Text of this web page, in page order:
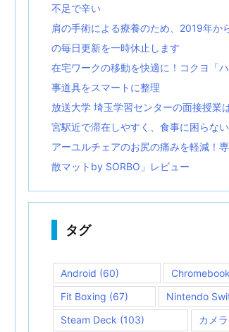
不足で辛い
肩の手術による療養のため、2019年か
の毎日更新を一時休止します
在宅ワークの移動を快適に！コクヨ「
事道具をスマートに整理
放送大学 埼玉学習センターの面接授業
宮駅近で滞在しやすく、食事に困らない
アーユルチェアのお尻の痛みを軽減！
散マットby SORBO」レビュー
タグ
Android (60) Chromebook
Fit Boxing (67) Nintendo
Steam Deck (103) カメラ